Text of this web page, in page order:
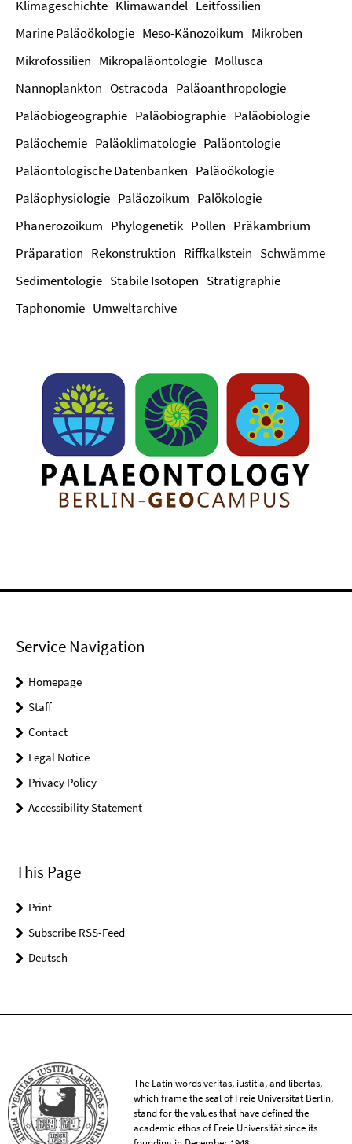
Klimageschichte Klimawandel Leitfossilien
Marine Paläoökologie Meso-Känozoikum Mikroben
Mikrofossilien Mikropaläontologie Mollusca
Nannoplankton Ostracoda Paläoanthropologie
Paläobiogeographie Paläobiographie Paläobiologie
Paläochemie Paläoklimatologie Paläontologie
Paläontologische Datenbanken Paläoökologie
Paläophysiologie Paläozoikum Palökologie
Phanerozoikum Phylogenetik Pollen Präkambrium
Präparation Rekonstruktion Riffkalkstein Schwämme
Sedimentologie Stabile Isotopen Stratigraphie
Taphonomie Umweltarchive
Service Navigation
Homepage
Staff
Contact
Legal Notice
Privacy Policy
Accessibility Statement
This Page
Print
Subscribe RSS-Feed
Deutsch
The Latin words veritas, iustitia, and libertas,
which frame the seal of Freie Universität Berlin,
stand for the values that have defined the
academic ethos of Freie Universität since its